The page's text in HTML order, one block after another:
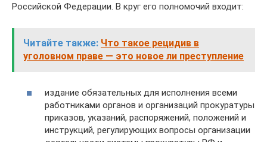
Российской Федерации. В круг его полномочий входит:
Читайте также: Что такое рецидив в
уголовном праве — это новое ли преступление
издание обязательных для исполнения всеми
работниками органов и организаций прокуратуры
приказов, указаний, распоряжений, положений и
инструкций, регулирующих вопросы организации